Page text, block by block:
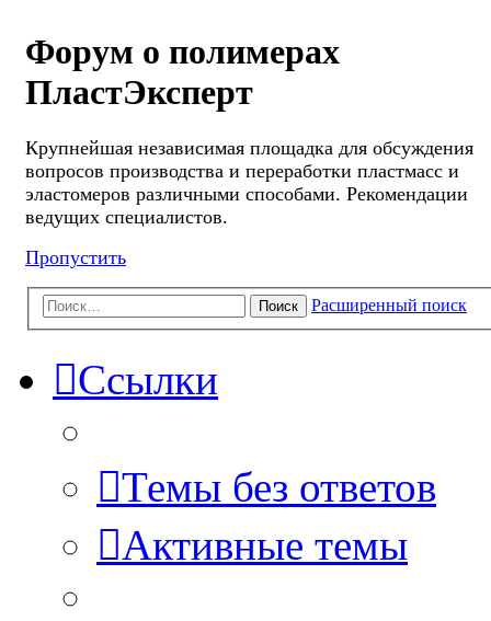
Форум о полимерах
ПластЭксперт
Крупнейшая независимая площадка для обсуждения
вопросов производства и переработки пластмасс и
эластомеров различными способами. Рекомендации
ведущих специалистов.
Пропустить
Поиск Расширенный поиск
Ссылки
Темы без ответов
Активные темы